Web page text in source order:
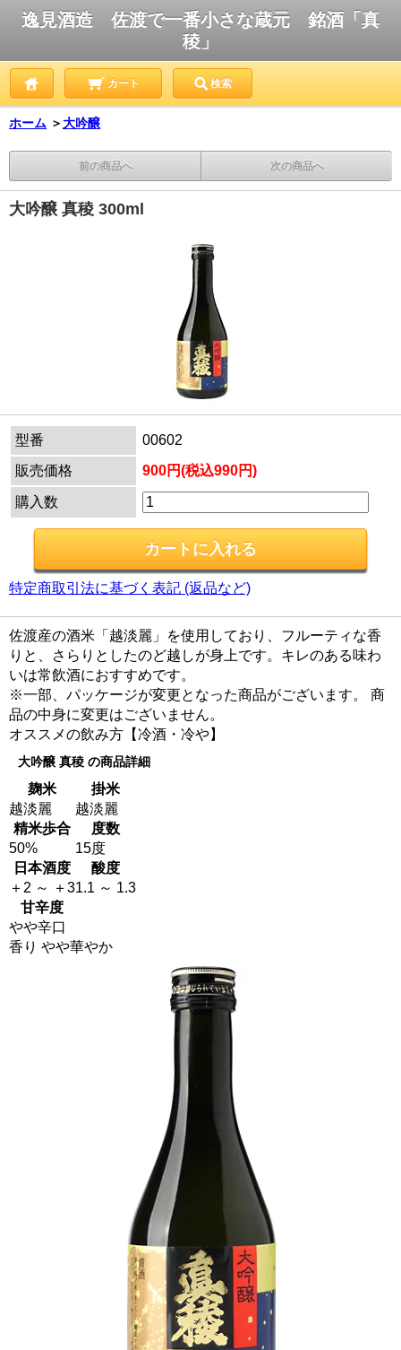
逸見酒造 佐渡で一番小さな蔵元 銘酒「真
稜」
カート 検索
ホーム ＞大吟醸
前の商品へ 次の商品へ
大吟醸 真稜 300ml
型番
00602
販売価格
900円(税込990円)
購入数
特定商取引法に基づく表記 (返品など)
佐渡産の酒米「越淡麗」を使用しており、フルーティな香
りと、さらりとしたのど越しが身上です。キレのある味わ
いは常飲酒におすすめです。
※一部、パッケージが変更となった商品がございます。 商
品の中身に変更はございません。
オススメの飲み方【冷酒・冷や】
大吟醸 真稜 の商品詳細
麹米
掛米
越淡麗
越淡麗
精米歩合
度数
50%
15度
日本酒度
酸度
＋2 ～ ＋31.1 ～ 1.3
甘辛度
やや辛口
香り やや華やか